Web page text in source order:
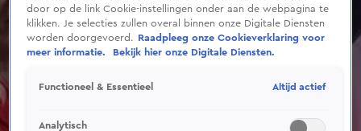
door op de link Cookie-instellingen onder aan de webpagina te
klikken. Je selecties zullen overal binnen onze Digitale Diensten
worden doorgevoerd.
Raadpleeg onze Cookieverklaring voor
meer informatie.
Bekijk hier onze Digitale Diensten.
Functioneel & Essentieel Altijd actief
Analytisch